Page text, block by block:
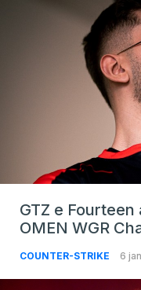
GTZ e
OMEN WGR
COUNTER-STRIKE 6